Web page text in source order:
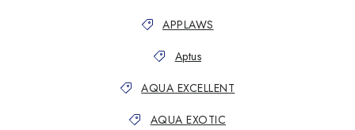
APPLAWS
Aptus
AQUA EXCELLENT
AQUA EXOTIC